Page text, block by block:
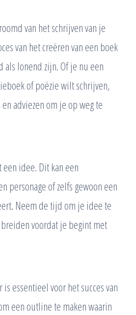
van het schrijven van je
van het creëren van een boek
als lonend zijn. Of je nu een
of poëzie wilt schrijven,
adviezen om je op weg te
idee. Dit kan een
personage of zelfs gewoon een
Neem de tijd om je idee te
voordat je begint met
essentieel voor het succes van
een ​​outline te maken waarin